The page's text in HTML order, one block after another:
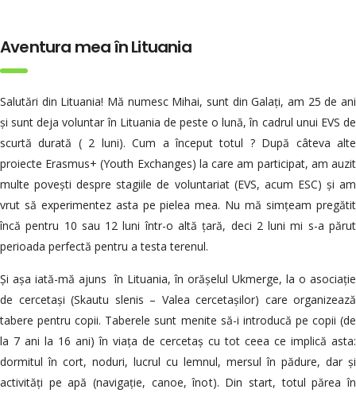
Aventura mea în Lituania
Salutări din Lituania! Mă numesc Mihai, sunt din Galați, am 25 de ani
și sunt deja voluntar în Lituania de peste o lună, în cadrul unui EVS de
scurtă durată ( 2 luni). Cum a început totul ? După câteva alte
proiecte Erasmus+ (Youth Exchanges) la care am participat, am auzit
multe povești despre stagiile de voluntariat (EVS, acum ESC) și am
vrut să experimentez asta pe pielea mea. Nu mă simțeam pregătit
încă pentru 10 sau 12 luni într-o altă țară, deci 2 luni mi s-a părut
perioada perfectă pentru a testa terenul.
Și așa iată-mă ajuns în Lituania, în orășelul Ukmerge, la o asociație
de cercetași (Skautu slenis – Valea cercetașilor) care organizează
tabere pentru copii. Taberele sunt menite să-i introducă pe copii (de
la 7 ani la 16 ani) în viața de cercetaș cu tot ceea ce implică asta:
dormitul în cort, noduri, lucrul cu lemnul, mersul în pădure, dar și
activități pe apă (navigație, canoe, înot). Din start, totul părea în